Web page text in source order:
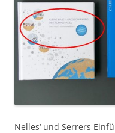
Nelles‘ und Serrers